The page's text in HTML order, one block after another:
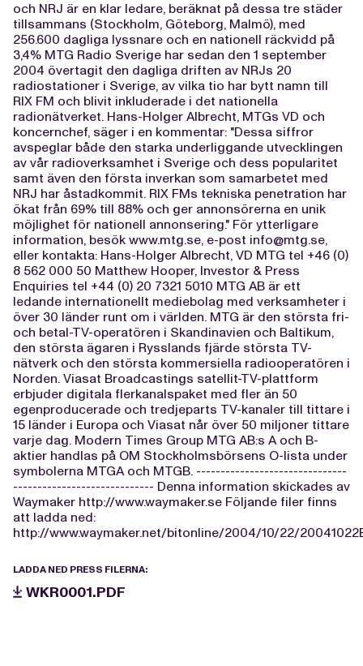
och NRJ är en klar ledare, beräknat på dessa tre städer
tillsammans (Stockholm, Göteborg, Malmö), med
256.600 dagliga lyssnare och en nationell räckvidd på
3,4% MTG Radio Sverige har sedan den 1 september
2004 övertagit den dagliga driften av NRJs 20
radiostationer i Sverige, av vilka tio har bytt namn till
RIX FM och blivit inkluderade i det nationella
radionätverket. Hans-Holger Albrecht, MTGs VD och
koncernchef, säger i en kommentar: "Dessa siffror
avspeglar både den starka underliggande utvecklingen
av vår radioverksamhet i Sverige och dess popularitet
samt även den första inverkan som samarbetet med
NRJ har åstadkommit. RIX FMs tekniska penetration har
ökat från 69% till 88% och ger annonsörerna en unik
möjlighet för nationell annonsering." För ytterligare
information, besök www.mtg.se, e-post info@mtg.se,
eller kontakta: Hans-Holger Albrecht, VD MTG tel +46 (0)
8 562 000 50 Matthew Hooper, Investor & Press
Enquiries tel +44 (0) 20 7321 5010 MTG AB är ett
ledande internationellt mediebolag med verksamheter i
över 30 länder runt om i världen. MTG är den största fri-
och betal-TV-operatören i Skandinavien och Baltikum,
den största ägaren i Rysslands fjärde största TV-
nätverk och den största kommersiella radiooperatören i
Norden. Viasat Broadcastings satellit-TV-plattform
erbjuder digitala flerkanalspaket med fler än 50
egenproducerade och tredjeparts TV-kanaler till tittare i
15 länder i Europa och Viasat når över 50 miljoner tittare
varje dag. Modern Times Group MTG AB:s A och B-
aktier handlas på OM Stockholmsbörsens O-lista under
symbolerna MTGA och MTGB. -------------------------------
----------------------------- Denna information skickades av
Waymaker http://www.waymaker.se Följande filer finns
att ladda ned:
http://www.waymaker.net/bitonline/2004/10/22/
LADDA NED PRESS FILERNA:
WKR0001.PDF